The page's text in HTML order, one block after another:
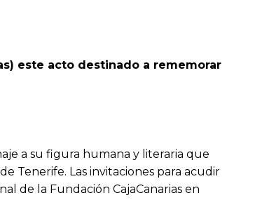
este acto destinado a rememorar
a su figura humana y literaria que
Tenerife. Las invitaciones para acudir
de la Fundación CajaCanarias en